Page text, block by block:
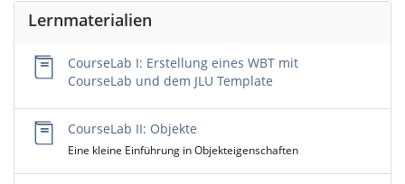
Lernmaterialien
CourseLab I: Erstellung eines WBT mit
CourseLab und dem JLU Template
CourseLab II: Objekte
Eine kleine Einführung in Objekteigenschaften